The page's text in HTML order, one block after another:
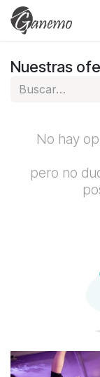
Ir al contenido
Nuestras
No hay
pero no